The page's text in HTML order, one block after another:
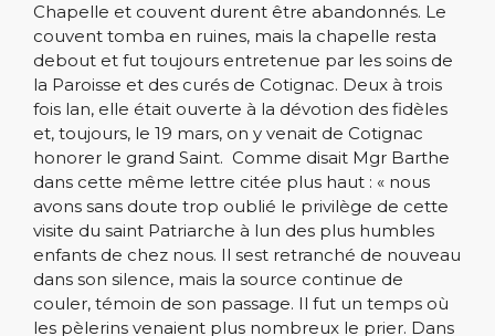
Chapelle et couvent durent être abandonnés. Le
couvent tomba en ruines, mais la chapelle resta
debout et fut toujours entretenue par les soins de
la Paroisse et des curés de Cotignac. Deux à trois
fois lan, elle était ouverte à la dévotion des fidèles
et, toujours, le 19 mars, on y venait de Cotignac
honorer le grand Saint. Comme disait Mgr Barthe
dans cette même lettre citée plus haut : « nous
avons sans doute trop oublié le privilège de cette
visite du saint Patriarche à lun des plus humbles
enfants de chez nous. Il sest retranché de nouveau
dans son silence, mais la source continue de
couler, témoin de son passage. Il fut un temps où
les pèlerins venaient plus nombreux le prier. Dans